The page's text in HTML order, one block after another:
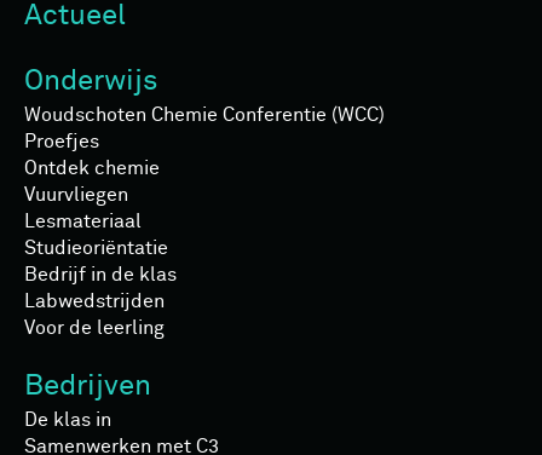
Actueel
Onderwijs
Woudschoten Chemie Conferentie (WCC)
Proefjes
Ontdek chemie
Vuurvliegen
Lesmateriaal
Studieoriëntatie
Bedrijf in de klas
Labwedstrijden
Voor de leerling
Bedrijven
De klas in
Samenwerken met C3